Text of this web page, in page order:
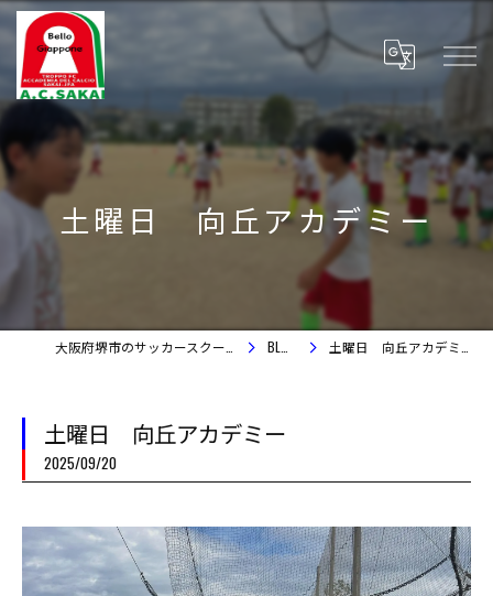
土曜日 向丘アカデミー
BLOG 土曜日 向丘アカデミー
土曜日 向丘アカデミー
2025/09/20